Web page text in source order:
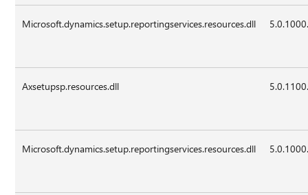
Microsoft.dynamics.setup.reportingservices.resources.dll
Axsetupsp.resources.dll
Microsoft.dynamics.setup.reportingservices.resources.dll